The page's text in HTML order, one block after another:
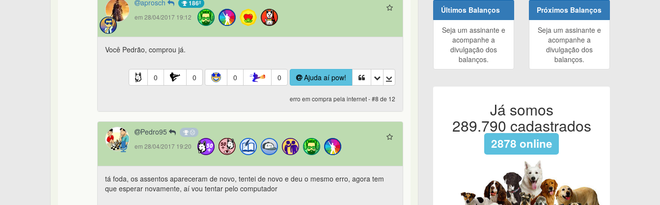
aprosch 186º
em 28/04/2017 19:12
Você Pedrão, comprou já.
0 0 0 0 Ajuda aí pow!
erro em compra pela internet - #8 de 12
Pedro95
em 28/04/2017 19:20
tá foda, os assentos apareceram de novo, tentei de novo e deu o mesmo erro, agora tem
que esperar novamente, aí vou tentar pelo computador
Últimos Balanços
Seja um assinante e
acompanhe a
divulgação dos
balanços.
Próximos Balanços
Seja um assinante e
acompanhe a
divulgação dos
balanços.
Já somos
289.790 cadastrados
2878 online